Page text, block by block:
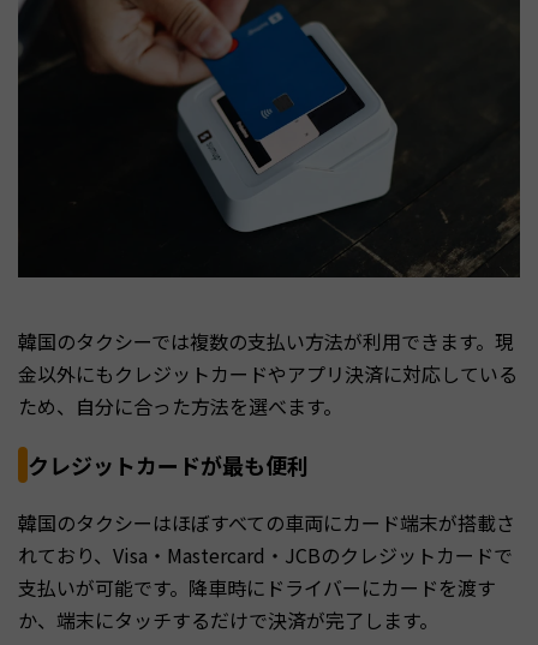
韓国のタクシーでは複数の支払い方法が利用できます。現
金以外にもクレジットカードやアプリ決済に対応している
ため、自分に合った方法を選べます。
クレジットカードが最も便利
韓国のタクシーはほぼすべての車両にカード端末が搭載さ
れており、Visa・Mastercard・JCBのクレジットカードで
支払いが可能です。降車時にドライバーにカードを渡す
か、端末にタッチするだけで決済が完了します。